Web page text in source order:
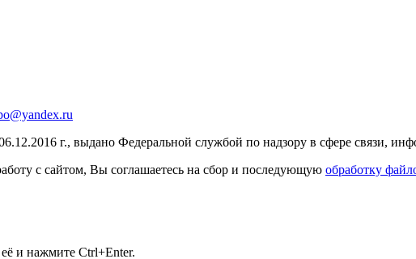
г., выдано Федеральной службой по надзору в сфере связи,
с сайтом, Вы соглашаетесь на сбор и последующую обработку
и нажмите Ctrl+Enter.